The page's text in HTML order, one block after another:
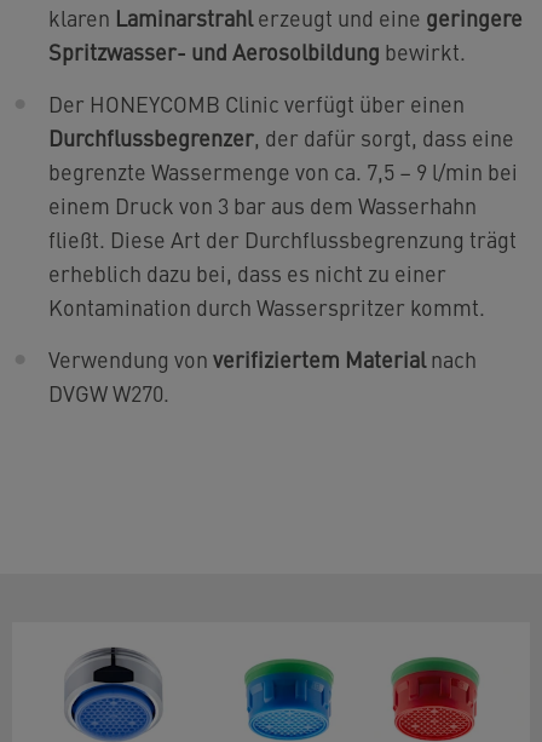
klaren Laminarstrahlerzeugt und eine geringere
Spritzwasser- und Aerosolbildung bewirkt.
Der HONEYCOMB Clinic verfügt über einen
Durchflussbegrenzer, der dafür sorgt, dass eine
begrenzte Wassermenge von ca. 7,5 – 9 l/min bei
einem Druck von 3 bar aus dem Wasserhahn
fließt. Diese Art der Durchflussbe­grenzung trägt
erheblich dazu bei, dass es nicht zu einer
Kontaminati­on durch Wasserspritzer kommt.
Verwendung von verifiziertem Materialnach
DVGW W270.